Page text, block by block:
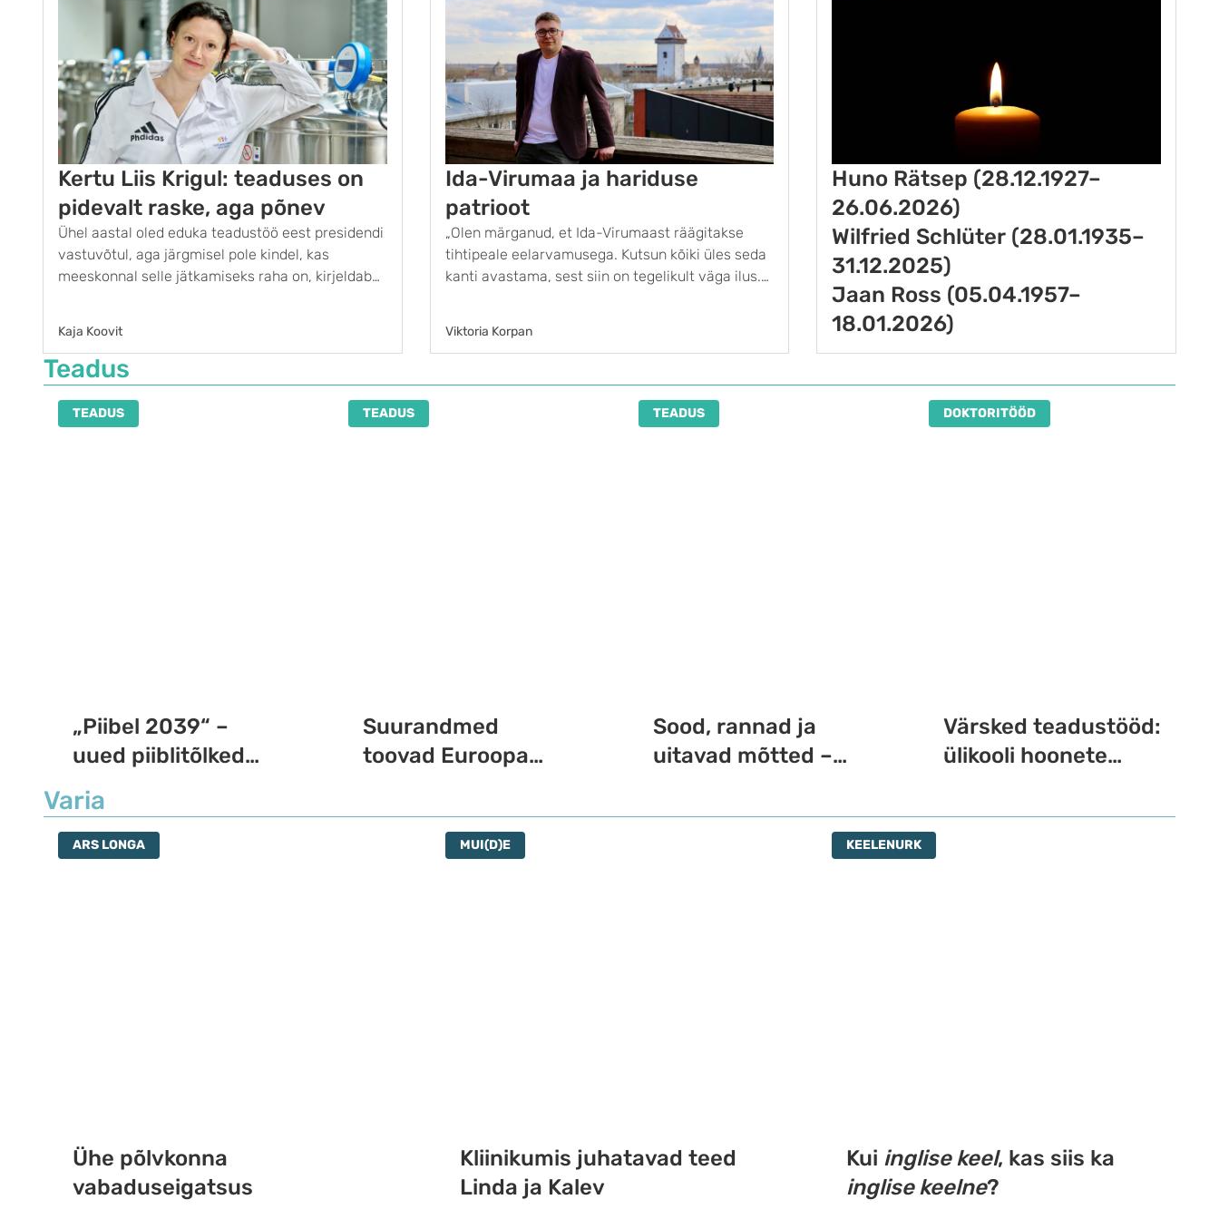
Kertu Liis Krigul: teaduses on
pidevalt raske, aga põnev
Ühel aastal oled eduka teadustöö eest presidendi
vastuvõtul, aga järgmisel pole kindel, kas
meeskonnal selle jätkamiseks raha on, kirjeldab
probleemi. Tartu Ülikooli mikrobioomika
professori Elin Oru juhitud töörühm, mille liige …
Kaja Koovit
Ida-Virumaa ja hariduse
patrioot
„Olen märganud, et Ida-Virumaast räägitakse
tihtipeale eelarvamusega. Kutsun kõiki üles seda
kanti avastama, sest siin on tegelikult väga ilus.
kolledži programmijuht Rando …
Viktoria Korpan
Huno Rätsep (28.12.1927–
26.06.2026)
Wilfried Schlüter (28.01.1935–
31.12.2025)
Jaan Ross (05.04.1957–
18.01.2026)
Teadus
TEADUS
„Piibel 2039“ –
uued piiblitõlked
Tartu Ülikoolist
TEADUS
Suurandmed
toovad Euroopa
TEADUS
Sood, rannad ja
uitavad mõtted –
iiri ja Ameerika
DOKTORITÖÖD
Värsked teadustööd:
ülikooli hoonete
kromosoomanalüüsini
Varia
ARS LONGA
Ühe põlvkonna
vabaduseigatsus
MUI(D)E
Kliinikumis juhatavad teed
Linda ja Kalev
KEELENURK
Kui inglise keel, kas siis ka
inglise keelne?